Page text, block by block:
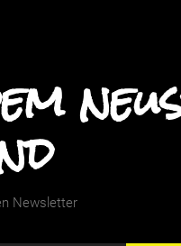
Newsletter